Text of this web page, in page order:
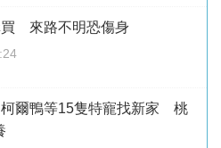
買 來路不明恐傷身
爾鴨等15隻特寵找新家 桃